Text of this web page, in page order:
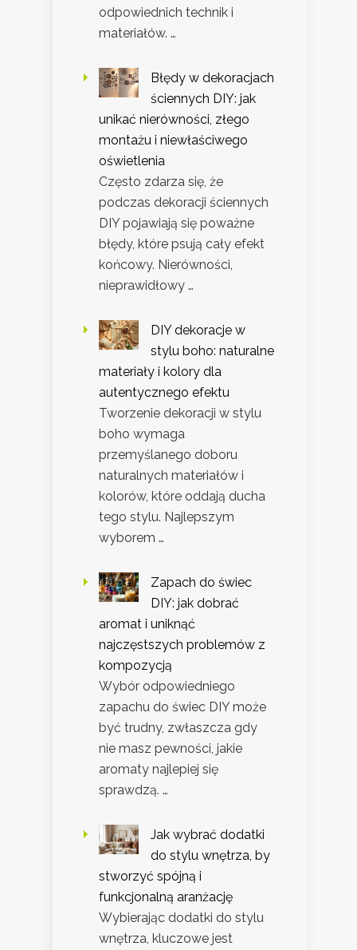
odpowiednich technik i
materiałów. …
Błędy w dekoracjach
ściennych DIY: jak
unikać nierówności, złego
montażu i niewłaściwego
oświetlenia
Często zdarza się, że
podczas dekoracji ściennych
DIY pojawiają się poważne
błędy, które psują cały efekt
końcowy. Nierówności,
nieprawidłowy …
DIY dekoracje w
stylu boho: naturalne
materiały i kolory dla
autentycznego efektu
Tworzenie dekoracji w stylu
boho wymaga
przemyślanego doboru
naturalnych materiałów i
kolorów, które oddają ducha
tego stylu. Najlepszym
wyborem …
Zapach do świec
DIY: jak dobrać
aromat i uniknąć
najczęstszych problemów z
kompozycją
Wybór odpowiedniego
zapachu do świec DIY może
być trudny, zwłaszcza gdy
nie masz pewności, jakie
aromaty najlepiej się
sprawdzą. …
Jak wybrać dodatki
do stylu wnętrza, by
stworzyć spójną i
funkcjonalną aranżację
Wybierając dodatki do stylu
wnętrza, kluczowe jest